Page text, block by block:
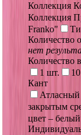
Коллекция
Коллекция
Franko"
Количество
нет
Количество
1 шт.
Кант
Атласный
закрытым
цвет – белый